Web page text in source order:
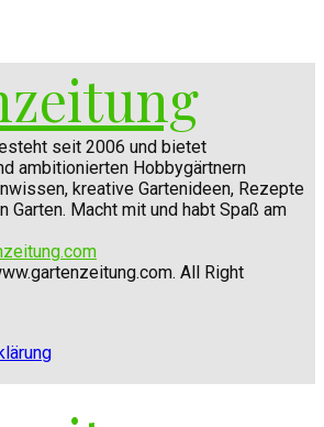
seit 2006 und bietet
ambitionierten Hobbygärtnern
kreative Gartenideen, Rezepte
Garten. Macht mit und habt Spaß am
All Right